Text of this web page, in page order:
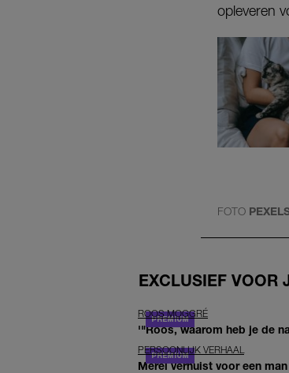
opleveren
FOTO
EXCLUSIEF VOOR
ROOS MOGGRÉ
'"Roos, waarom heb je de
PERSOONLIJK VERHAAL
Merel verhuist voor een